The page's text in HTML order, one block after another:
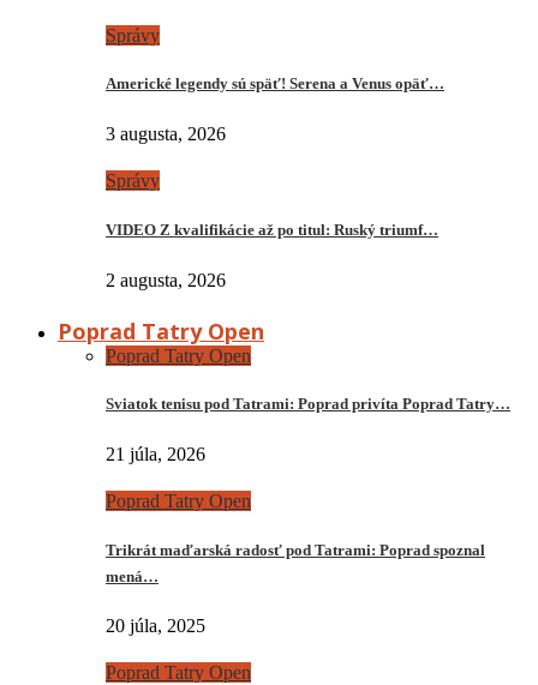
Správy
Americké legendy sú späť! Serena a Venus opäť…
3 augusta, 2026
Správy
VIDEO Z kvalifikácie až po titul: Ruský triumf…
2 augusta, 2026
Poprad Tatry Open
Poprad Tatry Open
Sviatok tenisu pod Tatrami: Poprad privíta Poprad Tatry…
21 júla, 2026
Poprad Tatry Open
Trikrát maďarská radosť pod Tatrami: Poprad spoznal
mená…
20 júla, 2025
Poprad Tatry Open